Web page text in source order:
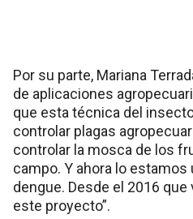
Por su parte, Mariana
de aplicaciones
que esta técnica del
controlar plagas
controlar la mosca de los
campo. Y ahora lo estamos
dengue. Desde el 2016
este proyecto”.